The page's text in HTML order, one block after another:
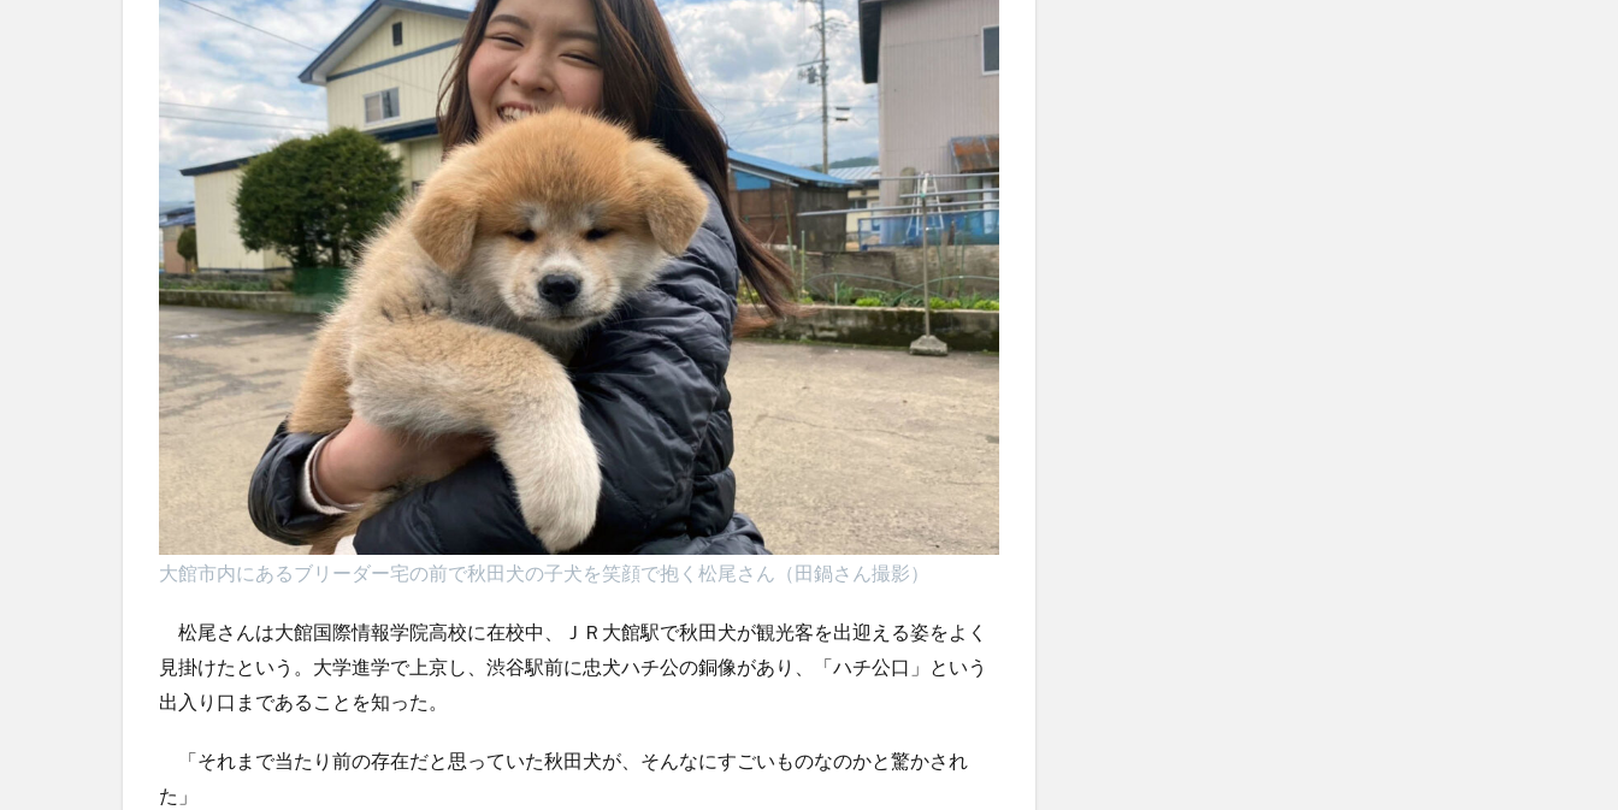
大館市内にあるブリーダー宅の前で秋田犬の子犬を笑顔で抱く松尾さん（田鍋さん撮影）
松尾さんは大館国際情報学院高校に在校中、ＪＲ大館駅で秋田犬が観光客を出迎える姿をよく
見掛けたという。大学進学で上京し、渋谷駅前に忠犬ハチ公の銅像があり、「ハチ公口」という
出入り口まであることを知った。
「それまで当たり前の存在だと思っていた秋田犬が、そんなにすごいものなのかと驚かされ
た」